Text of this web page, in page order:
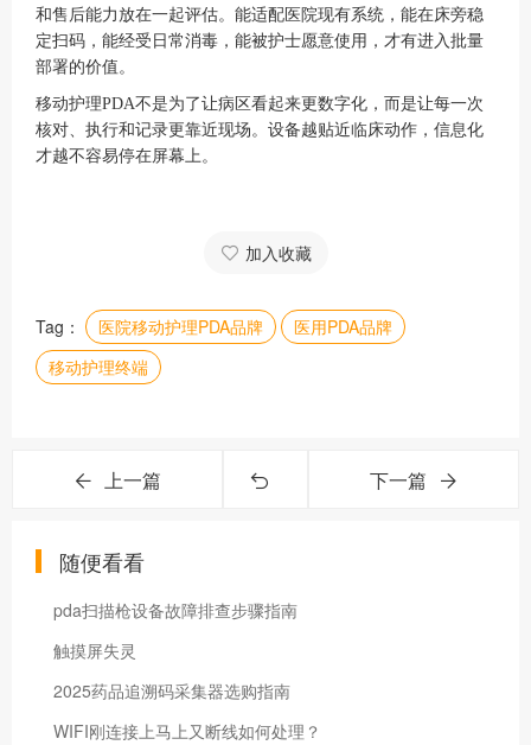
和售后能力放在一起评估。能适配医院现有系统，能在床旁稳
定扫码，能经受日常消毒，能被护士愿意使用，才有进入批量
部署的价值。
移动护理PDA不是为了让病区看起来更数字化，而是让每一次
核对、执行和记录更靠近现场。设备越贴近临床动作，信息化
才越不容易停在屏幕上。
加入收藏
Tag： 医院移动护理PDA品牌
医用PDA品牌
移动护理终端
上一篇 下一篇
随便看看
pda扫描枪设备故障排查步骤指南
触摸屏失灵
2025药品追溯码采集器选购指南
WIFI刚连接上马上又断线如何处理？